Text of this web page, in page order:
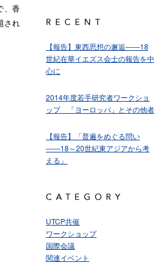
、香
され
【報告】東西思想の邂逅――18
世紀在華イエズス会士の報告を中
心に
2014年度若手研究者ワークショ
ップ 「ヨーロッパ」とその他者
【報告】「普遍をめぐる問い
――18～20世紀東アジアから考
える」
UTCP共催
ワークショップ
国際会議
関連イベント